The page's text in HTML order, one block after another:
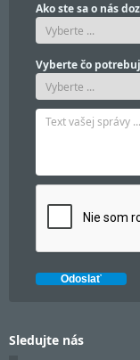
Ako ste sa o nás
Vyberte čo
Sledujte nás